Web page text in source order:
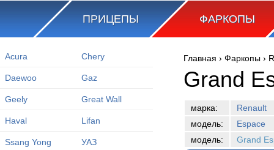
ПРИЦЕПЫ ФАРКОПЫ
Acura Chery
Daewoo Gaz
Geely Great Wall
Haval Lifan
Ssang Yong УАЗ
Вы здесь
Главная › Фаркопы ›
Grand
марка:
Renault
модель:
Espace
модель:
Grand